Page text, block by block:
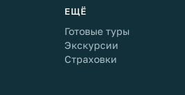
ЕЩЁ
Готовые туры
Экскурсии
Страховки